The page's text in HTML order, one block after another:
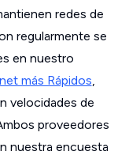
redes de
regularmente se
en nuestro
más Rápidos,
velocidades de
proveedores
nuestra encuesta